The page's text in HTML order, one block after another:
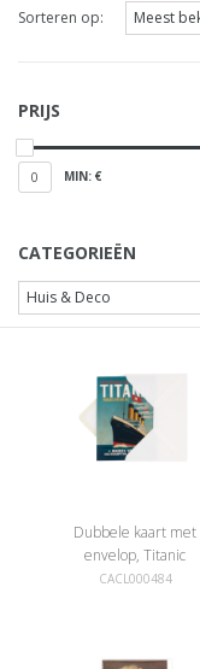
Sorteren op:
PRIJS
0 MIN: €
CATEGORIEËN
Dubbele kaart met
envelop, Titanic
CACL000484